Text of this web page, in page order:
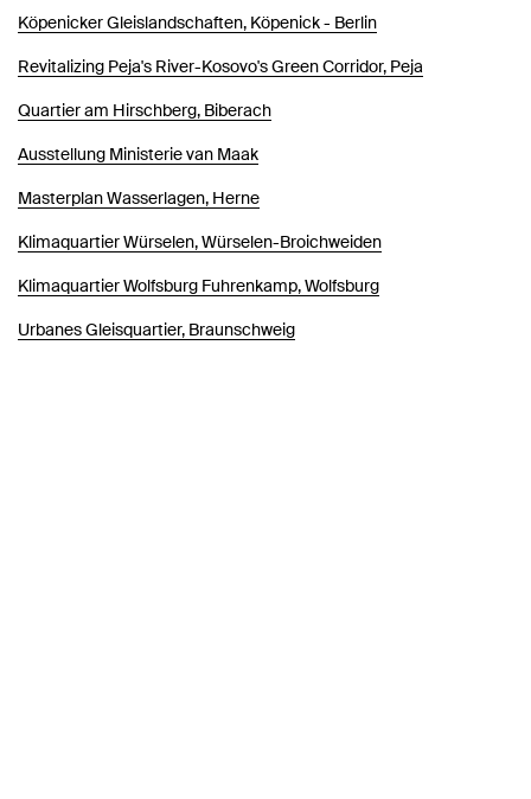
Köpenicker Gleislandschaften, Köpenick - Berlin
Revitalizing Peja's River-Kosovo's Green Corridor, Peja
Quartier am Hirschberg, Biberach
Ausstellung Ministerie van Maak
Masterplan Wasserlagen, Herne
Klimaquartier Würselen, Würselen-Broichweiden
Klimaquartier Wolfsburg Fuhrenkamp, Wolfsburg
Urbanes Gleisquartier, Braunschweig